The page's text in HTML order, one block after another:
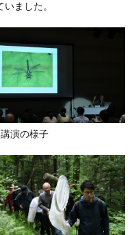
ました。
演の様子